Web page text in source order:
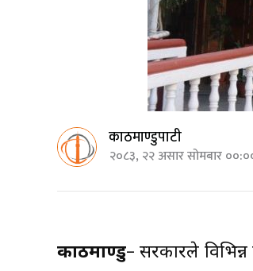
काठमाण्डुपाटी
२०८३, २२ असार सोमबार
काठमाण्डु– सरकारले